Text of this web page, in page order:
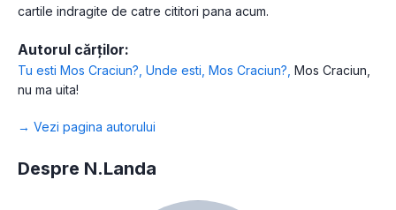
cartile indragite de catre cititori pana acum.
Autorul cărților:
Tu esti Mos Craciun? Unde esti, Mos Craciun? Mos Craciun,
nu ma uita!
→ Vezi pagina autorului
Despre N.Landa